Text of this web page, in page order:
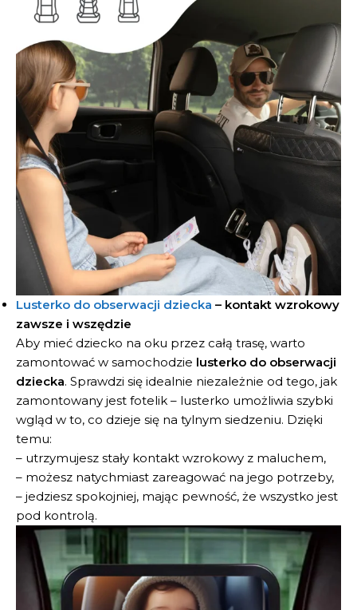
Lusterko do obserwacji dziecka – kontakt wzrokowy
zawsze i wszędzie
Aby mieć dziecko na oku przez całą trasę, warto
zamontować w samochodzie lusterko do obserwacji
dziecka. Sprawdzi się idealnie niezależnie od tego, jak
zamontowany jest fotelik – lusterko umożliwia szybki
wgląd w to, co dzieje się na tylnym siedzeniu. Dzięki
temu:
– utrzymujesz stały kontakt wzrokowy z maluchem,
– możesz natychmiast zareagować na jego potrzeby,
– jedziesz spokojniej, mając pewność, że wszystko jest
pod kontrolą.